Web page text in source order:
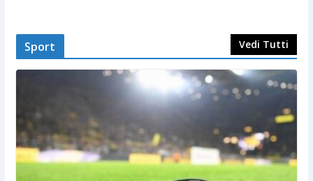
Sport Vedi Tutti